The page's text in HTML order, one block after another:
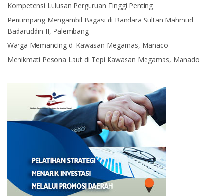
Kompetensi Lulusan Perguruan Tinggi Penting
Penumpang Mengambil Bagasi di Bandara Sultan Mahmud
Badaruddin II, Palembang
Warga Memancing di Kawasan Megamas, Manado
Menikmati Pesona Laut di Tepi Kawasan Megamas, Manado